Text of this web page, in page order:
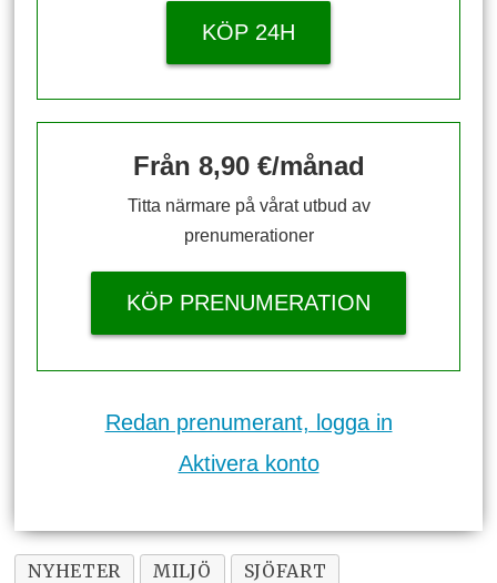
KÖP 24H
Från 8,90 €/månad
Titta närmare på vårat utbud av
prenumerationer
KÖP PRENUMERATION
Redan prenumerant, logga in
Aktivera konto
NYHETER MILJÖ SJÖFART